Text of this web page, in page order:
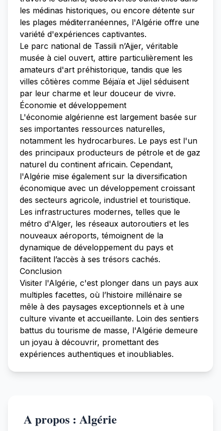
les médinas historiques, ou encore détente sur
les plages méditerranéennes, l'Algérie offre une
variété d'expériences captivantes.
Le parc national de Tassili n’Ajjer, véritable
musée à ciel ouvert, attire particulièrement les
amateurs d'art préhistorique, tandis que les
villes côtières comme Béjaïa et Jijel séduisent
par leur charme et leur douceur de vivre.
Économie et développement
L'économie algérienne est largement basée sur
ses importantes ressources naturelles,
notamment les hydrocarbures. Le pays est l'un
des principaux producteurs de pétrole et de gaz
naturel du continent africain. Cependant,
l'Algérie mise également sur la diversification
économique avec un développement croissant
des secteurs agricole, industriel et touristique.
Les infrastructures modernes, telles que le
métro d'Alger, les réseaux autoroutiers et les
nouveaux aéroports, témoignent de la
dynamique de développement du pays et
facilitent l’accès à ses trésors cachés.
Conclusion
Visiter l'Algérie, c'est plonger dans un pays aux
multiples facettes, où l’histoire millénaire se
mêle à des paysages exceptionnels et à une
culture vivante et accueillante. Loin des sentiers
battus du tourisme de masse, l'Algérie demeure
un joyau à découvrir, promettant des
expériences authentiques et inoubliables.
A propos : Algérie